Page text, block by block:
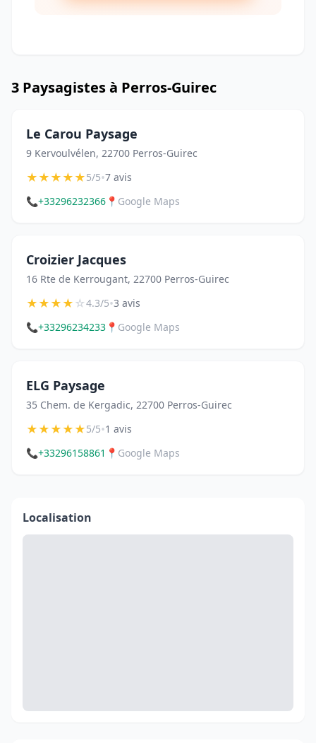
3 Paysagistes à Perros-Guirec
Le Carou Paysage
9 Kervoulvélen, 22700 Perros-Guirec
★★★★★5/5•7 avis
📞+33296232366 📍 Google Maps
Croizier Jacques
16 Rte de Kerrougant, 22700 Perros-Guirec
★★★★☆4.3/5•3 avis
📞+33296234233 📍 Google Maps
ELG Paysage
35 Chem. de Kergadic, 22700 Perros-Guirec
★★★★★5/5•1 avis
📞+33296158861 📍 Google Maps
Localisation